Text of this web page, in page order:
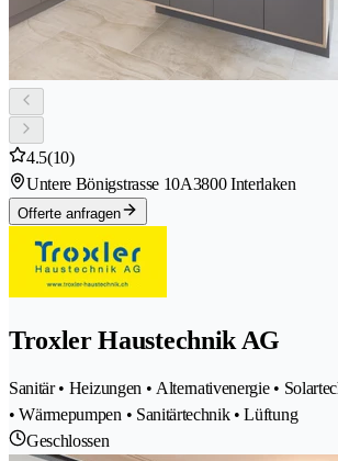
4.5(10)
Untere Bönigstrasse 10A3800 Interlaken
Offerte anfragen
Troxler Haustechnik AG
Sanitär • Heizungen • Alternativenergie •
• Wärmepumpen • Sanitärtechnik • Lüftung
Geschlossen